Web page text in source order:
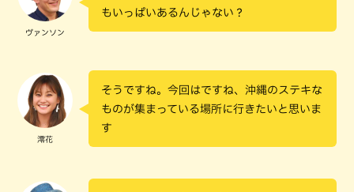
ヴァンソン
もいっぱいあるんじゃない？
澪花
そうですね。今回はですね、沖縄のステキな
ものが集まっている場所に行きたいと思いま
す